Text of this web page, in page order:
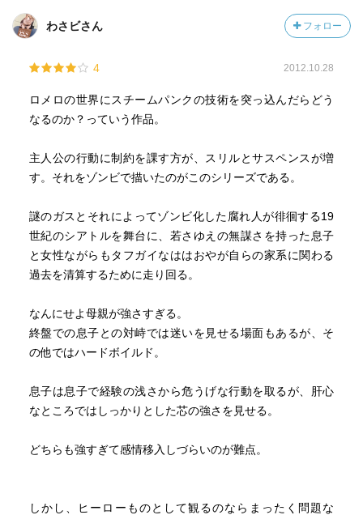
わさビさん フォロー
4 2012.10.28
ロメロの世界にスチームパンクの技術を突っ込んだらどう
なるのか？っていう作品。
主人公の行動に制約を課す方が、スリルとサスペンスが増
す。それをゾンビで描いたのがこのシリーズである。
謎のガスとそれによってゾンビ化した腐れ人が徘徊する19
世紀のシアトルを舞台に、若さゆえの無謀さを持った息子
と女性ながらもタフガイなははおやが自らの家系に関わる
過去を清算するために走り回る。
なんにせよ母親が強さすぎる。
終盤での息子との対峙では迷いを見せる場面もあるが、そ
の他ではハードボイルド。
息子は息子で経験の浅さから危うげな行動を取るが、肝心
なところではしっかりとした芯の強さを見せる。
どちらも強すぎて感情移入しづらいのが難点。
しかし、ヒーローものとして観るのならまったく問題な